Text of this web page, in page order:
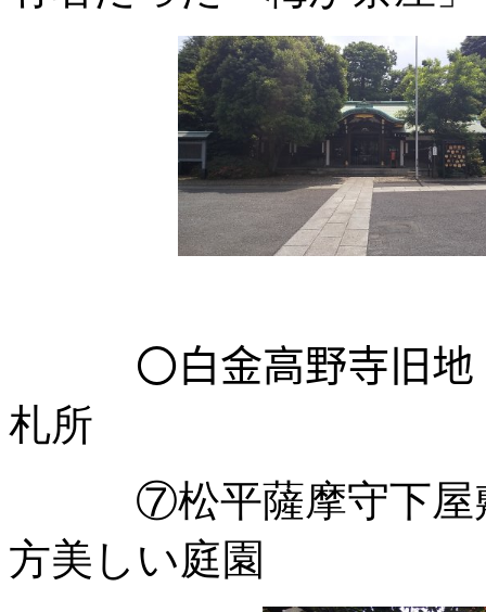
〇白金高野寺旧地
札所
⑦松平薩摩守下屋敷
方美しい庭園